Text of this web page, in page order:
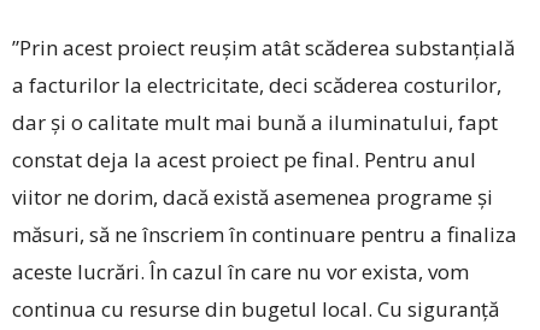
”Prin acest proiect reușim atât scăderea substanțială
a facturilor la electricitate, deci scăderea costurilor,
dar și o calitate mult mai bună a iluminatului, fapt
constat deja la acest proiect pe final. Pentru anul
viitor ne dorim, dacă există asemenea programe și
măsuri, să ne înscriem în continuare pentru a finaliza
aceste lucrări. În cazul în care nu vor exista, vom
continua cu resurse din bugetul local. Cu siguranță